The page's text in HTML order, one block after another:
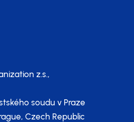
z.s.,
soudu v Praze
Czech Republic